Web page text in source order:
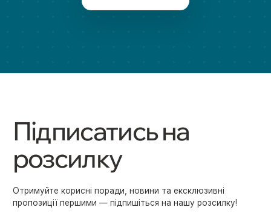
Підписатись на
розсилку
Отримуйте корисні поради, новини та ексклюзивні
пропозиції першими — підпишіться на нашу розсилку!